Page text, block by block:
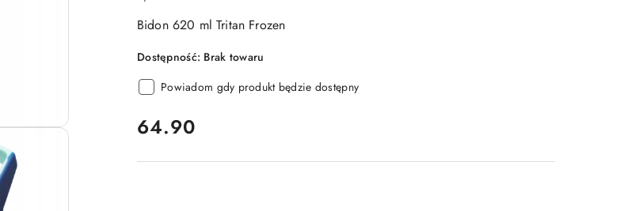
Bidon 620 ml Tritan Frozen
Dostępność: Brak towaru
Powiadom gdy produkt będzie dostępny
cena:
64.90